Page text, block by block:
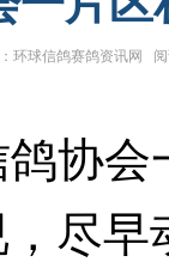
环球信鸽赛鸽资讯网 阅
协会
尽早